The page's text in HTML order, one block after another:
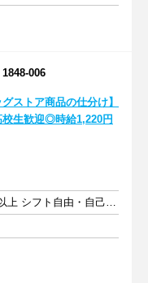
006
ストア商品の仕分け】
生歓迎◎時給1,220円
週1日以上 1日4.5時間以上 シフト自由・自己申告